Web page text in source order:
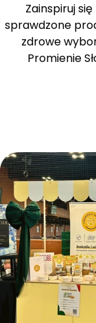
Zainspiruj
sprawdzone
zdrowe
Promienie